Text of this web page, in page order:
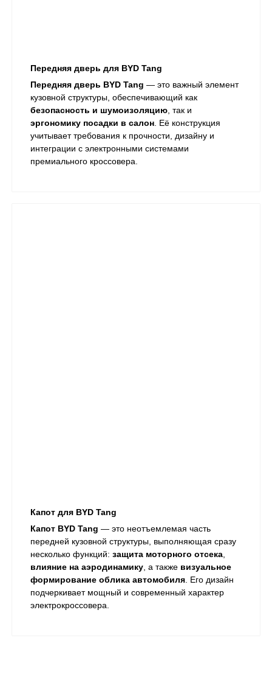
Передняя дверь для BYD Tang
Передняя дверь BYD Tang — это важный элемент
кузовной структуры, обеспечивающий как
безопасность и шумоизоляцию , так и
эргономику посадки в салон . Её конструкция
учитывает требования к прочности, дизайну и
интеграции с электронными системами
премиального кроссовера.
Капот для BYD Tang
Капот BYD Tang — это неотъемлемая часть
передней кузовной структуры, выполняющая сразу
несколько функций: защита моторного отсека
влияние на аэродинамику , а также визуальное
формирование облика автомобиля . Его дизайн
подчеркивает мощный и современный характер
электрокроссовера.